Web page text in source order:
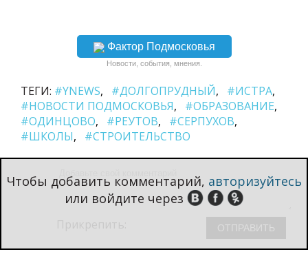
Фактор Подмосковья
Новости, события, мнения.
ТЕГИ: #YNEWS #ДОЛГОПРУДНЫЙ
#ИСТРА
#НОВОСТИ ПОДМОСКОВЬЯ
#ОБРАЗОВАНИЕ
#ОДИНЦОВО
#РЕУТОВ
#СЕРПУХОВ
#ШКОЛЫ
#СТРОИТЕЛЬСТВО
Чтобы добавить комментарий, авторизуйтесь
или войдите через